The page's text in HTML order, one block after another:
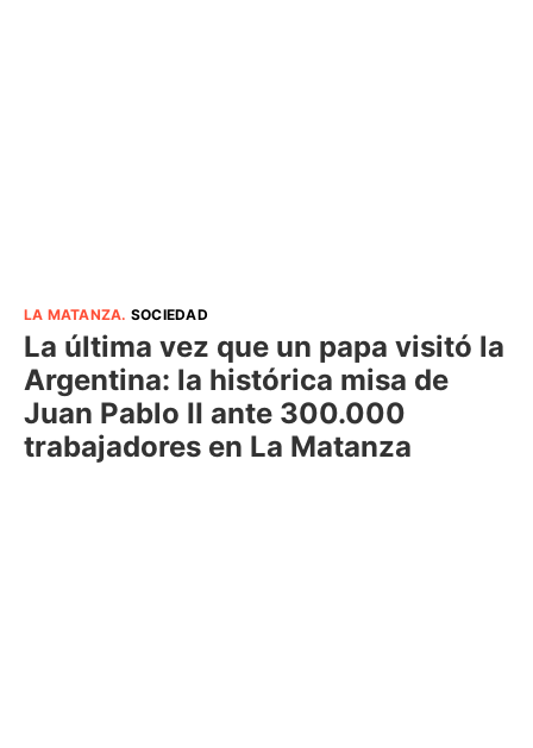
LA MATANZA. SOCIEDAD
La última vez que un papa visitó la
Argentina: la histórica misa de
Juan Pablo II ante 300.000
trabajadores en La Matanza